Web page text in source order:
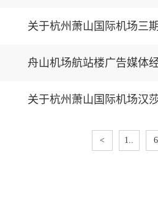
舟山机场航站楼广告媒体
关于杭州萧山国际机场汉
< 1.. 6